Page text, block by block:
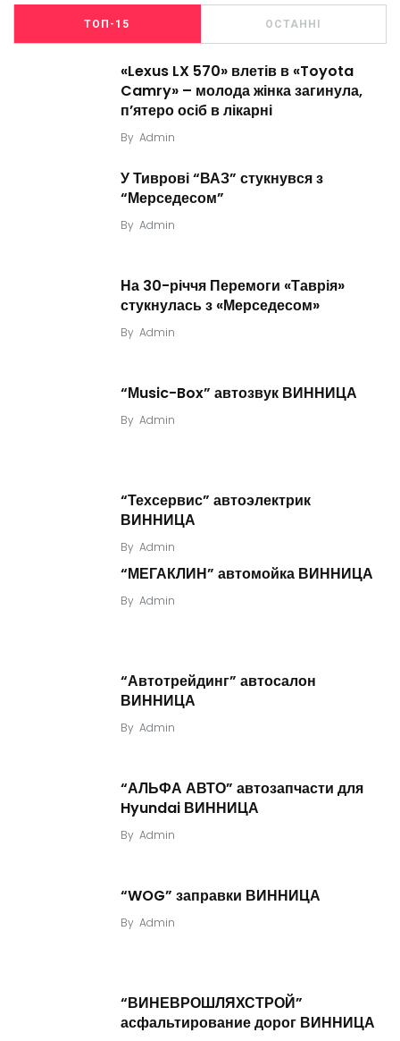
ТОП-15 ОСТАННІ
«Lexus LX 570» влетів в «Toyota
Camry» – молода жінка загинула,
п’ятеро осіб в лікарні
By Admin
У Тиврові “ВАЗ” стукнувся з
“Мерседесом”
By Admin
На 30-річчя Перемоги «Таврія»
стукнулась з «Мерседесом»
By Admin
“Мusic-Box” автозвук ВИННИЦА
By Admin
“Техсервис” автоэлектрик
ВИННИЦА
By Admin
“МЕГАКЛИН” автомойка ВИННИЦА
By Admin
“Автотрейдинг” автосалон
ВИННИЦА
By Admin
“АЛЬФА АВТО” автозапчасти для
Hyundai ВИННИЦА
By Admin
“WOG” заправки ВИННИЦА
By Admin
“ВИНЕВРОШЛЯХСТРОЙ”
асфальтирование дорог ВИННИЦА